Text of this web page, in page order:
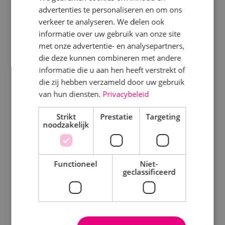
Specialisme
Beveiligingstechniek
Elektrotechniek
Energietechniek
Staf
Uren
Fulltime
Parttime
Disciplines
Elektrotechniek
Werktuigbouwkunde
Beveiligingstechniek
Uitgelicht
Klimaatinstallaties
advertenties te personaliseren en om ons
verkeer te analyseren. We delen ook
informatie over uw gebruik van onze site
met onze advertentie- en analysepartners,
die deze kunnen combineren met andere
informatie die u aan hen heeft verstrekt of
die zij hebben verzameld door uw gebruik
van hun diensten. Privacybeleid
Strikt
noodzakelijk
Prestatie Targeting
Functioneel
Niet-
geclassificeerd